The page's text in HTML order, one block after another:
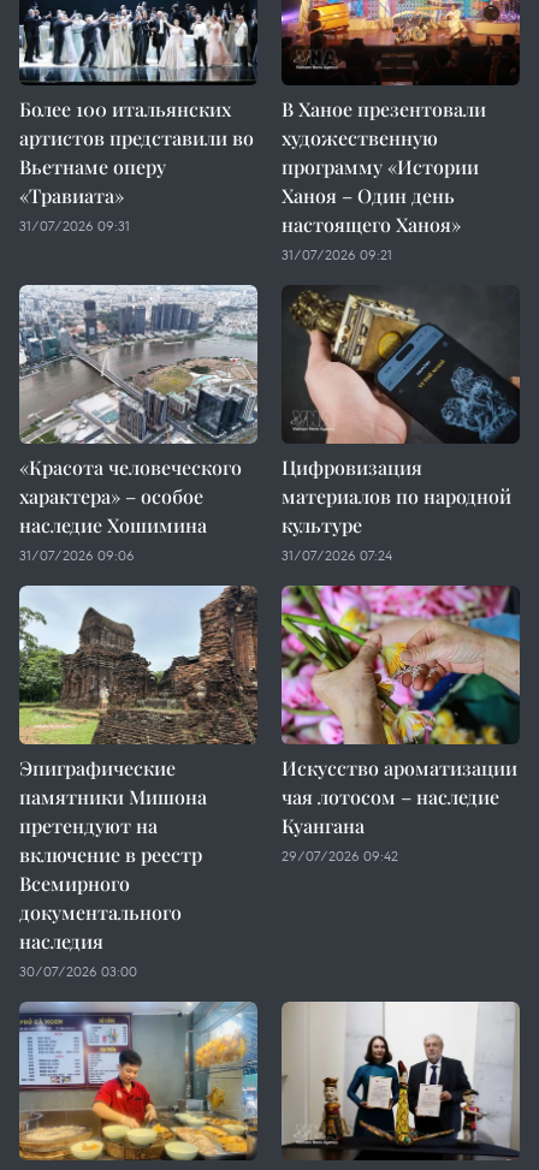
Более 100 итальянских
артистов представили во
Вьетнаме оперу
«Травиата»
31/07/2026 09:31
В Ханое презентовали
художественную
программу «Истории
Ханоя – Один день
настоящего Ханоя»
31/07/2026 09:21
«Красота человеческого
характера» – особое
наследие Хошимина
31/07/2026 09:06
Цифровизация
материалов по народной
культуре
31/07/2026 07:24
Эпиграфические
памятники Мишона
претендуют на
включение в реестр
Всемирного
документального
наследия
30/07/2026 03:00
Искусство ароматизации
чая лотосом – наследие
Куангана
29/07/2026 09:42